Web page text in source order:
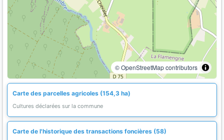
© OpenStreetMap contributors
Carte des parcelles agricoles (154,3 ha)
Cultures déclarées sur la commune
Carte de l'historique des transactions foncières (58)